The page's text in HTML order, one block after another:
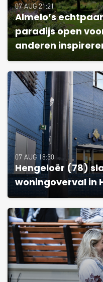
07 AUG 21:21
Almelo’s
paradijs open
anderen
07 AUG 18:30
Hengeloër (78)
woningoverval in